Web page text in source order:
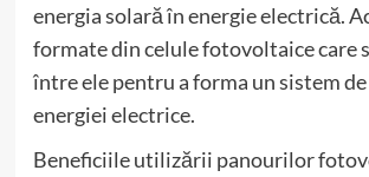
energia solară în energie electrică.
formate din celule fotovoltaice care
între ele pentru a forma un sistem de
energiei electrice.
Beneficiile utilizării panourilor